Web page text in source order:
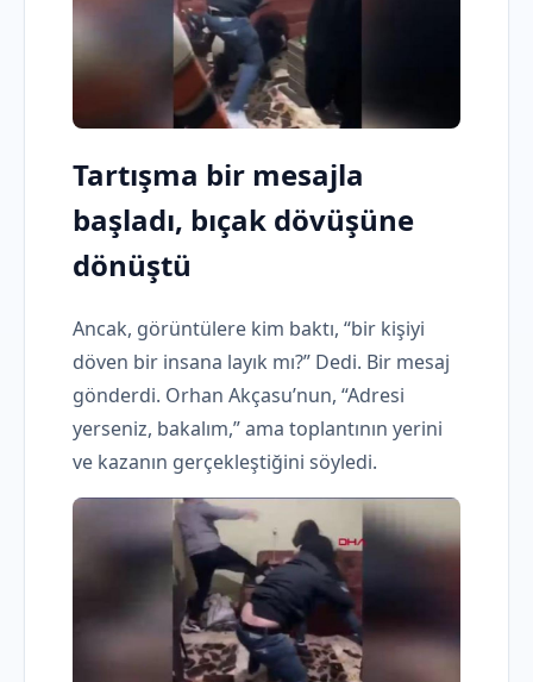
Tartışma bir mesajla
başladı, bıçak dövüşüne
dönüştü
Ancak, görüntülere kim baktı, “bir kişiyi
döven bir insana layık mı?” Dedi. Bir mesaj
gönderdi. Orhan Akçasu’nun, “Adresi
yerseniz, bakalım,” ama toplantının yerini
ve kazanın gerçekleştiğini söyledi.